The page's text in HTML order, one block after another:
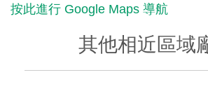
按此進行 Google Maps 導航
其他相近區域